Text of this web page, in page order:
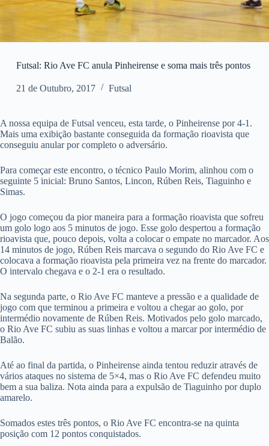
Futsal: Rio Ave FC anula Pinheirense e soma mais três pontos
21 de Outubro, 2017 Futsal
A nossa equipa de Futsal venceu, esta tarde, o Pinheirense por 4-1.
Mais uma exibição bastante conseguida da formação rioavista que
conseguiu anular por completo o adversário.
Para começar este encontro, o técnico Paulo Morim, alinhou com o
seguinte 5 inicial: Bruno Santos, Lincon, Rúben Reis, Tiaguinho e
Simas.
O jogo começou da pior maneira para a formação rioavista que sofreu
um golo logo aos 5 minutos de jogo. Esse golo despertou a formação
rioavista que, pouco depois, volta a colocar o empate no marcador. Aos
14 minutos de jogo, Rúben Reis marcava o segundo do Rio Ave FC e
colocava a formação rioavista pela primeira vez na frente do marcador.
O intervalo chegava e o 2-1 era o resultado.
Na segunda parte, o Rio Ave FC manteve a pressão e a qualidade de
jogo com que terminou a primeira e voltou a chegar ao golo, por
intermédio novamente de Rúben Reis. Motivados pelo golo marcado,
o Rio Ave FC subiu as suas linhas e voltou a marcar por intermédio de
Balão.
Até ao final da partida, o Pinheirense ainda tentou reduzir através de
vários ataques no sistema de 5×4, mas o Rio Ave FC defendeu muito
bem a sua baliza. Nota ainda para a expulsão de Tiaguinho por duplo
amarelo.
Somados estes três pontos, o Rio Ave FC encontra-se na quinta
posição com 12 pontos conquistados.